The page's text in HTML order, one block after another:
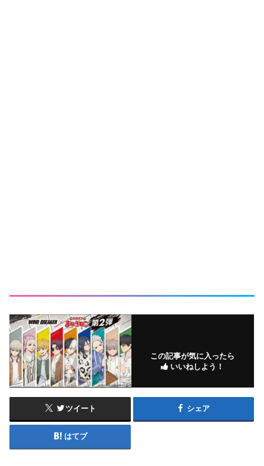
この記事が気に入ったら
いいねしよう！
ツイート シェア
はてブ